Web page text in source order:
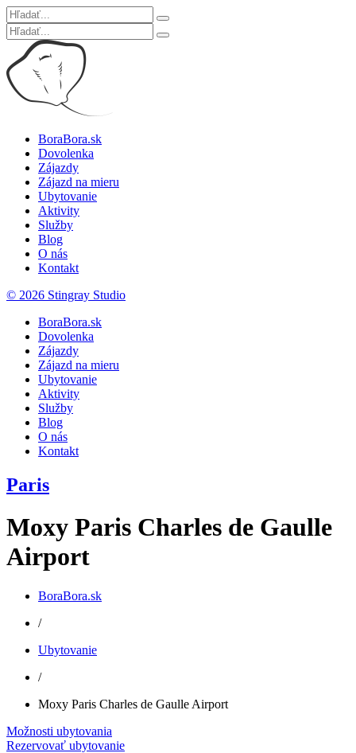
BoraBora.sk
Dovolenka
Zájazdy
Zájazd na mieru
Ubytovanie
Aktivity
Služby
Blog
O nás
Kontakt
© 2026 Stingray Studio
BoraBora.sk
Dovolenka
Zájazdy
Zájazd na mieru
Ubytovanie
Aktivity
Služby
Blog
O nás
Kontakt
Paris
Moxy Paris Charles de Gaulle
Airport
BoraBora.sk
/
Ubytovanie
/
Moxy Paris Charles de Gaulle Airport
Možnosti ubytovania
Rezervovať ubytovanie